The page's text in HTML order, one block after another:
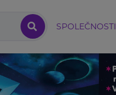
SPOLEČNOSTI